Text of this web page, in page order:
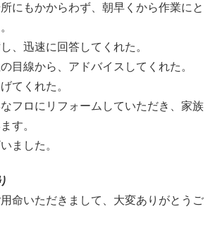
にもかからわず、朝早くから作業にと
、迅速に回答してくれた。
目線から、アドバイスしてくれた。
てくれた。
フロにリフォームしていただき、家族
す。
ました。
命いただきまして、大変ありがとうご